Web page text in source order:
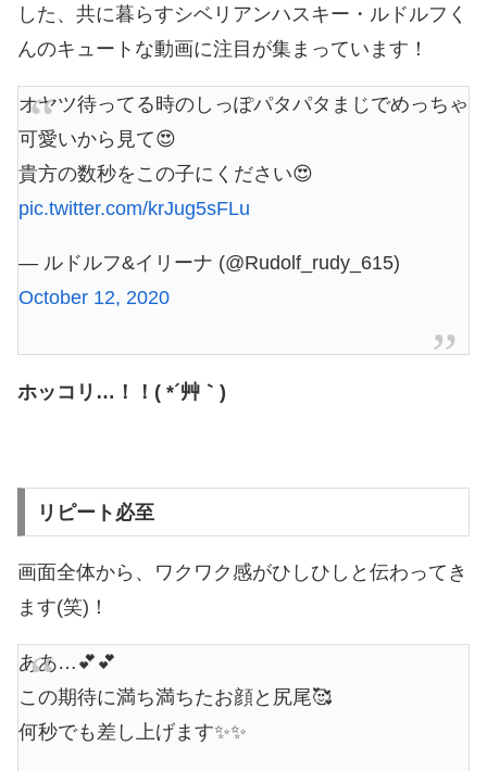
した、共に暮らすシベリアンハスキー・ルドルフく
んのキュートな動画に注目が集まっています！
オヤツ待ってる時のしっぽパタパタまじでめっちゃ
可愛いから見て😍
貴方の数秒をこの子にください😍
pic.twitter.com/krJug5sFLu
— ルドルフ&イリーナ (@Rudolf_rudy_615)
October 12, 2020
ホッコリ…！！( *´艸｀)
リピート必至
画面全体から、ワクワク感がひしひしと伝わってき
ます(笑)！
ああ…💕💕
この期待に満ち満ちたお顔と尻尾🥰
何秒でも差し上げます✨✨